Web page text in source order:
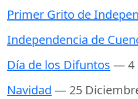
Primer Grito de
Independencia de
Día de los Difuntos — 4
Navidad — 25